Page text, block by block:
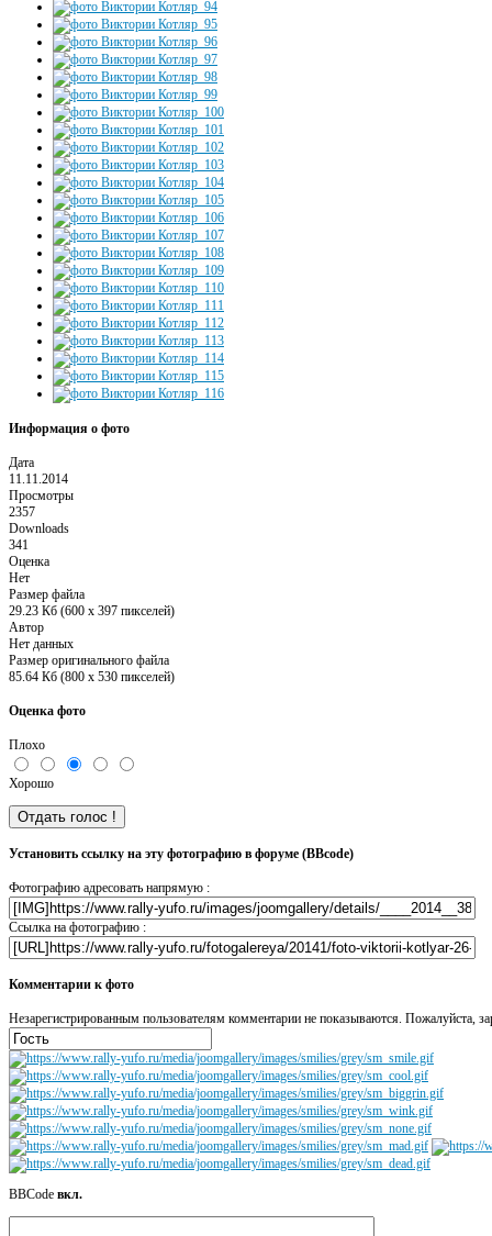
Информация о фото
Дата
11.11.2014
Просмотры
2357
Downloads
341
Оценка
Нет
Размер файла
29.23 Кб (600 x 397 пикселей)
Автор
Нет данных
Размер оригинального файла
85.64 Кб (800 x 530 пикселей)
Оценка фото
Плохо
Хорошо
Установить ссылку на эту фотографию в форуме (BBcode)
Фотографию адресовать напрямую :
Ссылка на фотографию :
Комментарии к фото
Незарегистрированным пользователям комментарии не показываются. Пожалуйста,
BBCode вкл.